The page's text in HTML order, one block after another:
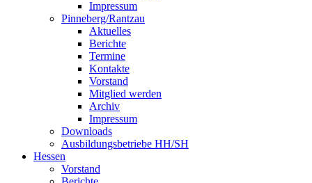
Impressum
Pinneberg/Rantzau
Aktuelles
Berichte
Termine
Kontakte
Vorstand
Mitglied werden
Archiv
Impressum
Downloads
Ausbildungsbetriebe HH/SH
Hessen
Vorstand